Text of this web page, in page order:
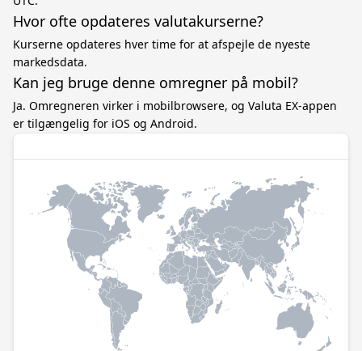
Hvor ofte opdateres valutakurserne?
Kurserne opdateres hver time for at afspejle de nyeste
markedsdata.
Kan jeg bruge denne omregner på mobil?
Ja. Omregneren virker i mobilbrowsere, og Valuta EX-appen
er tilgængelig for iOS og Android.